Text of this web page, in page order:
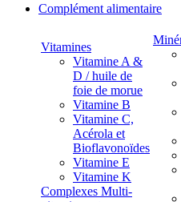
Complément alimentaire
Vitamines
Vitamine A &
D / huile de
foie de morue
Vitamine B
Vitamine C,
Acérola et
Bioflavonoïdes
Vitamine E
Vitamine K
Complexes Multi-